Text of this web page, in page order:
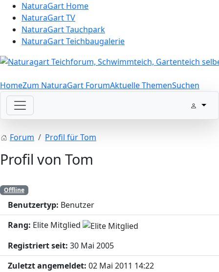
NaturaGart Home
NaturaGart TV
NaturaGart Tauchpark
NaturaGart Teichbaugalerie
HomeZum NaturaGart ForumAktuelle ThemenSuchen
Forum Profil für Tom
Profil von Tom
Offline
Benutzertyp: Benutzer
Rang: Elite Mitglied
Registriert seit: 30 Mai 2005
Zuletzt angemeldet: 02 Mai 2011 14:22